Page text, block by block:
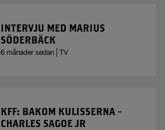
INTERVJU MED MARIUS
SÖDERBÄCK
6 månader sedan | TV
KFF: BAKOM KULISSERNA –
CHARLES SAGOE JR